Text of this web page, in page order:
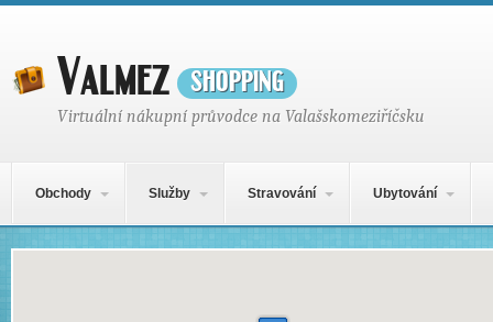
Valmezshopping
Virtuální nákupní průvodce na Valašskomeziříčsku
Obchody Služby Stravování Ubytování
Mapa obsahu